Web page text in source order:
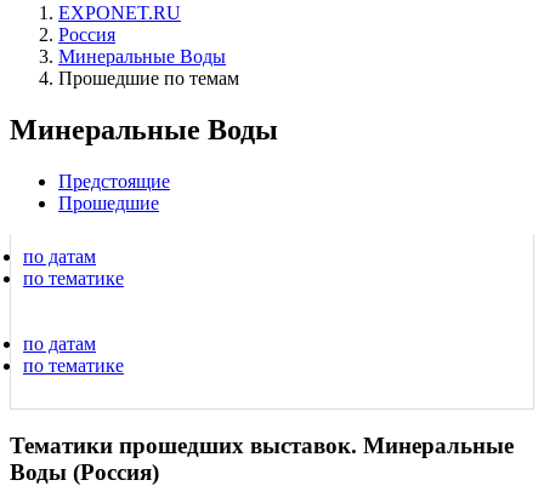
EXPONET.RU
Россия
Минеральные Воды
Прошедшие по темам
Минеральные Воды
Предстоящие
Прошедшие
по датам
по тематике
по датам
по тематике
Тематики прошедших выставок. Минеральные
Воды (Россия)